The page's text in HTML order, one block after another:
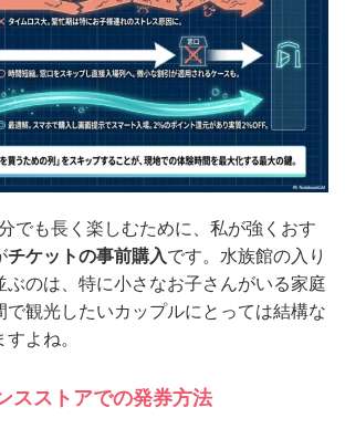
でも長く楽しむために、私が強くおす
チケットの事前購入です。水族館の入り
ぶのは、特に小さなお子さんがいる家庭
で観光したいカップルにとっては結構な
よね。
スストアでの発券方法